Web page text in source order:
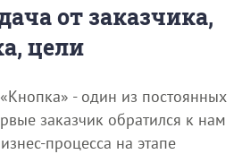
от заказчика,
цели
«Кнопка» - один из постоянных
заказчик обратился к нам
процесса на этапе